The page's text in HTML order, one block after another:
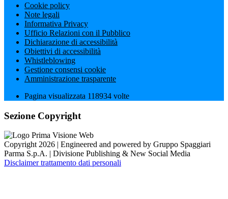
Cookie policy
Note legali
Informativa Privacy
Ufficio Relazioni con il Pubblico
Dichiarazione di accessibilità
Obiettivi di accessibilità
Whistleblowing
Gestione consensi cookie
Amministrazione trasparente
Pagina visualizzata 118934 volte
Sezione Copyright
Copyright 2026 | Engineered and powered by Gruppo Spaggiari
Parma S.p.A. | Divisione Publishing & New Social Media
Disclaimer trattamento dati personali